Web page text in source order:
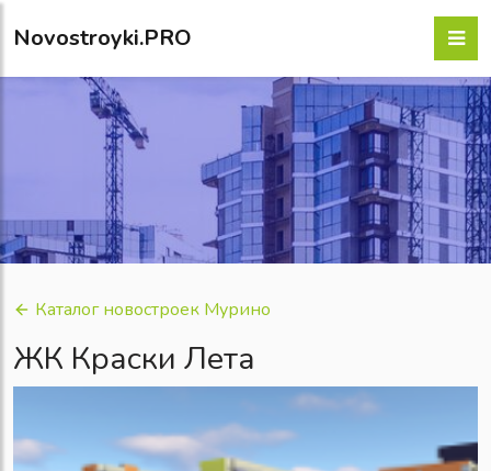
Novostroyki.PRO
Каталог новостроек Мурино
ЖК Краски Лета